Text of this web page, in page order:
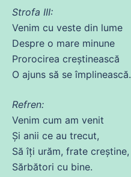
Strofa III:
Venim cu veste din lume
Despre o mare minune
Prorocirea creștinească
O ajuns să se împlinească.
Refren:
Venim cum am venit
Și anii ce au trecut,
Să îți urăm, frate creștine,
Sărbători cu bine.